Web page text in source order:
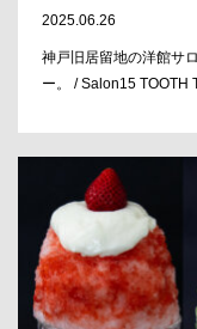
2025.06.26
神戸旧居留地の洋館サ
ー。 / Salon15 TOOTH